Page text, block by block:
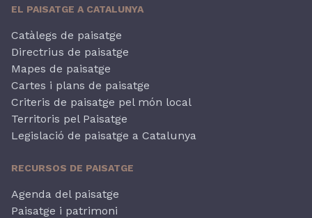
EL PAISATGE A CATALUNYA
Catàlegs de paisatge
Directrius de paisatge
Mapes de paisatge
Cartes i plans de paisatge
Criteris de paisatge pel món local
Territoris pel Paisatge
Legislació de paisatge a Catalunya
RECURSOS DE PAISATGE
Agenda del paisatge
Paisatge i patrimoni